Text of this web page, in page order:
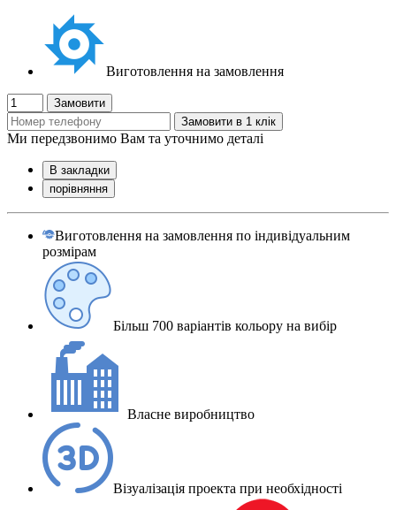
Виготовлення на замовлення
Замовити
Замовити в 1 клік
Ми передзвонимо Вам та уточнимо деталі
В закладки
порівняння
Виготовлення на замовлення по індивідуальним
розмірам
Більш 700 варіантів кольору на вибір
Власне виробництво
Візуалізація проекта при необхідності